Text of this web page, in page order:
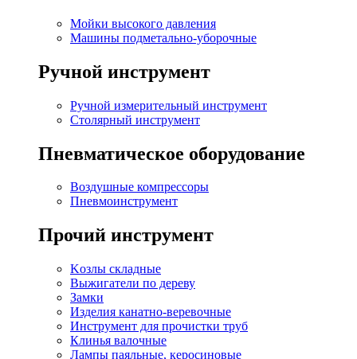
Мойки высокого давления
Машины подметально-уборочные
Ручной инструмент
Ручной измерительный инструмент
Столярный инструмент
Пневматическое оборудование
Воздушные компрессоры
Пневмоинструмент
Прочий инструмент
Kозлы складные
Выжигатели по дереву
Замки
Изделия канатно-веревочные
Инструмент для прочистки труб
Клинья валочные
Лампы паяльные, керосиновые